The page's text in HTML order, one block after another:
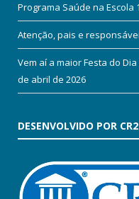
Programa Saúde na Escola
Atenção, pais e
Vem aí a maior Festa do
de abril de 2026
DESENVOLVIDO POR CR2